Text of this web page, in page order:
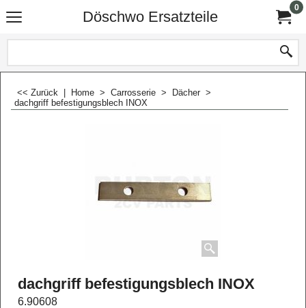
Döschwo Ersatzteile
0
<< Zurück Home > Carrosserie > Dächer >
dachgriff befestigungsblech INOX
dachgriff befestigungsblech INOX
6.90608